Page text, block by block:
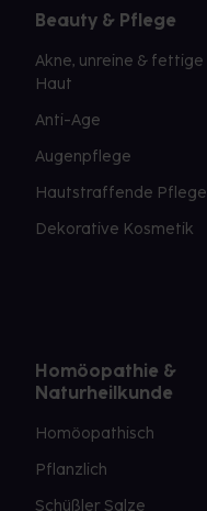
Beauty & Pflege
Akne, unreine & fettige
Haut
Anti-Age
Augenpflege
Hautstraffende Pflege
Dekorative Kosmetik
Homöopathie &
Naturheilkunde
Homöopathisch
Pflanzlich
Schüßler Salze